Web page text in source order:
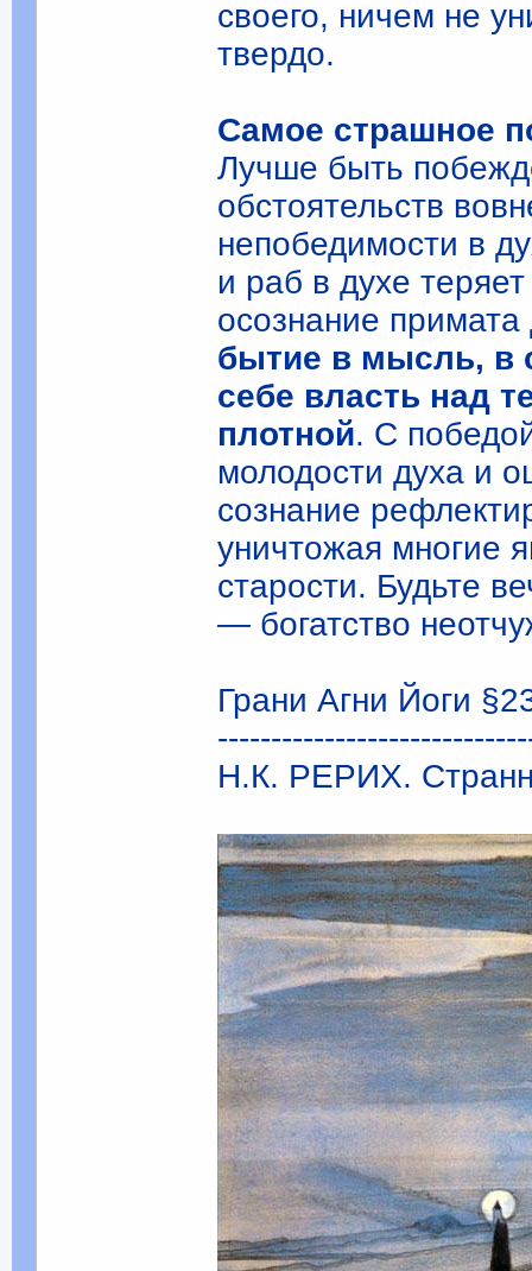
своего, ничем не
твердо.
Самое страшное
Лучше быть
обстоятельств
непобедимости в
и раб в духе
осознание
бытие в мысль, в
себе власть над
плотной. С
молодости духа и
сознание
уничтожая многие
старости. Будьте
— богатство
Грани Агни Йоги
Н.К. РЕРИХ.